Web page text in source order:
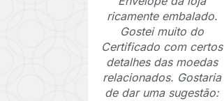
ricamente embalado.
Gostei muito do
Certificado com certos
detalhes das moedas
relacionados. Gostaria
de dar uma sugestão: